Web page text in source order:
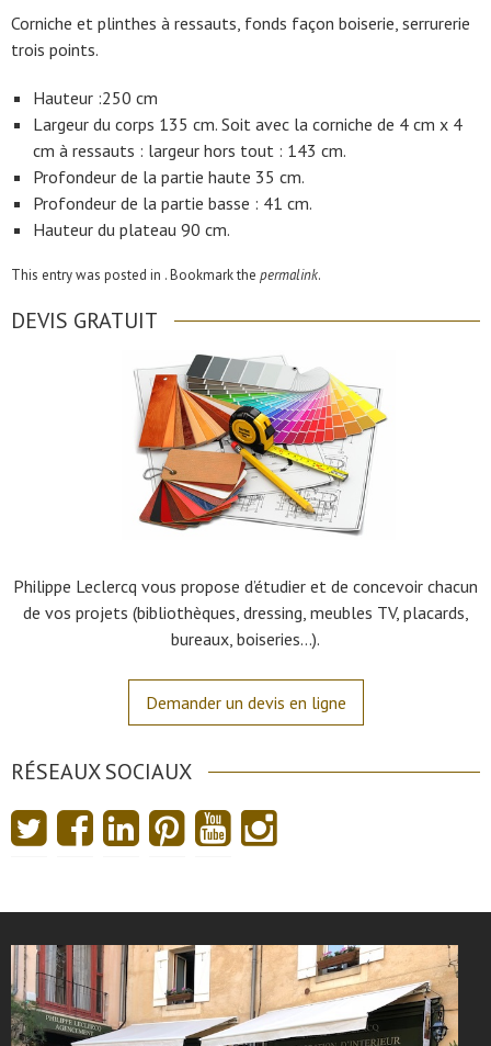
Corniche et plinthes à ressauts, fonds façon boiserie, serrurerie
trois points.
Hauteur :250 cm
Largeur du corps 135 cm. Soit avec la corniche de 4 cm x 4
cm à ressauts : largeur hors tout : 143 cm.
Profondeur de la partie haute 35 cm.
Profondeur de la partie basse : 41 cm.
Hauteur du plateau 90 cm.
This entry was posted in . Bookmark the permalink.
DEVIS GRATUIT
Philippe Leclercq vous propose d’étudier et de concevoir chacun
de vos projets (bibliothèques, dressing, meubles TV, placards,
bureaux, boiseries…).
Demander un devis en ligne
RÉSEAUX SOCIAUX